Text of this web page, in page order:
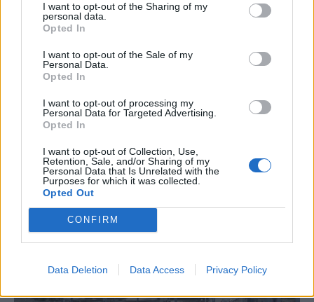
I want to opt-out of the Sharing of my
personal data.
Opted In
I want to opt-out of the Sale of my
Personal Data.
Opted In
I want to opt-out of processing my
Personal Data for Targeted Advertising.
Opted In
I want to opt-out of Collection, Use,
Retention, Sale, and/or Sharing of my
Personal Data that Is Unrelated with the
Purposes for which it was collected.
Opted Out
CONFIRM
Data Deletion Data Access Privacy Policy
ΕΠΙΧΕΙΡΗΣΕΙΣ
ΤΡΑΙΝΟΣΕ: Ανταλλαγή εισιτηρίων με
κουπόνι ισχύος ενός έτους
NEWSROOM/13 Μαρ 2020